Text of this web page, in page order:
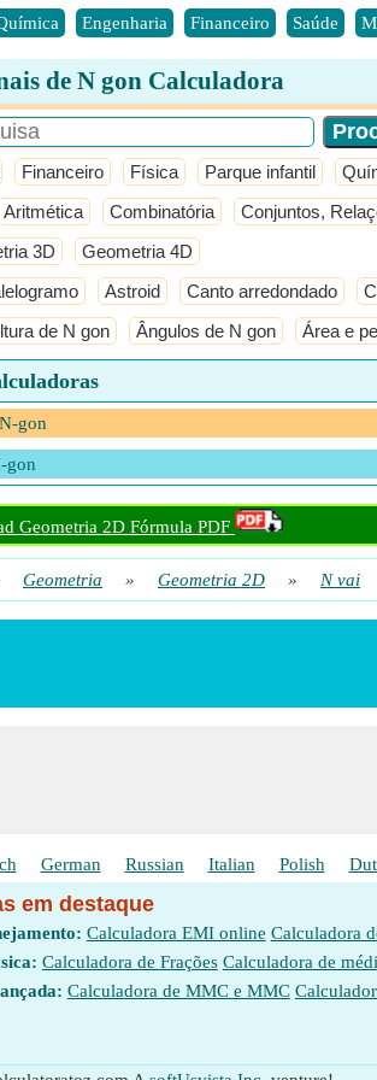
Engenharia Financeiro Saúde
de N gon Calculadora
Financeiro Física Parque infantil
Aritmética Combinatória Conjuntos,
3D Geometria 4D
Astroid Canto arredondado
de N gon Ângulos de N gon Área e
gon
gon
Geometria 2D Fórmula PDF
Geometria » Geometria 2D » N vai
German Russian Italian Polish
em destaque
Calculadora EMI online Calculadora
Calculadora de Frações Calculadora de
Calculadora de MMC e MMC